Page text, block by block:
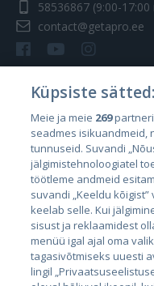
58536867 (9:00-17:00
contact@getapro.ee
Страны
Эстония
Латвия
Литва
Küpsiste sätted:
Meie ja meie 269
seadmes isikuandmeid,
tunnuseid. Suvandi
jälgimistehnoloogiatel
töötleme andmeid
suvandi „Keeldu
keelab selle. Kui
sisust ja reklaamidest
menüü igal ajal oma
tagasivõtmiseks uuesti
lingil